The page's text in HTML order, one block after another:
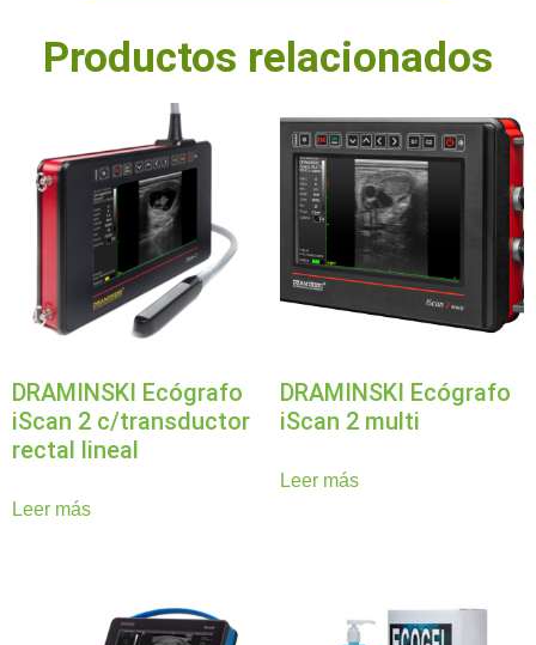
Productos relacionados
DRAMINSKI Ecógrafo
iScan 2 c/transductor
rectal lineal
Leer más
DRAMINSKI Ecógrafo
iScan 2 multi
Leer más